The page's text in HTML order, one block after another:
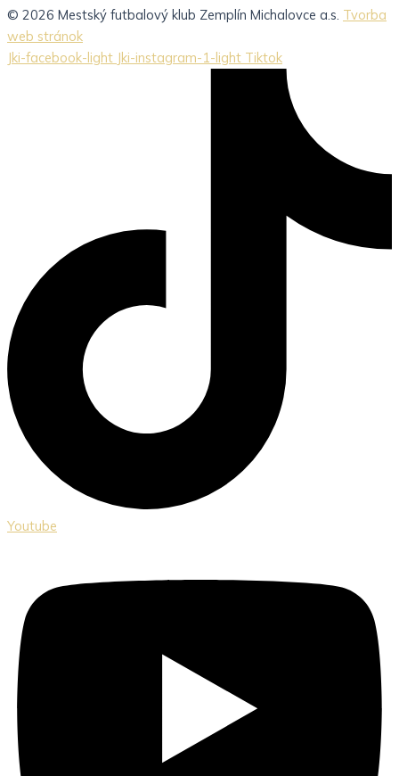
© 2026 Mestský futbalový klub Zemplín Michalovce a.s. Tvorba
web stránok
Jki-facebook-light Jki-instagram-1-light Tiktok
Youtube